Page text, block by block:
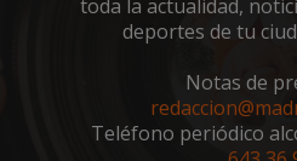
toda la actualidad,
deportes de tu
Notas de
Teléfono periódico
sp_t